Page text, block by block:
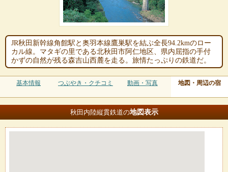
JR秋田新幹線角館駅と奥羽本線鷹巣駅を結ぶ全長94.2kmのロー
カル線。マタギの里である北秋田市阿仁地区、県内屈指の手付
かずの自然が残る森吉山西麓を走る。旅情たっぷりの鉄道だ。
基本情報 つぶやき・クチコミ 動画・写真 地図・周辺の宿
秋田内陸縦貫鉄道の地図表示